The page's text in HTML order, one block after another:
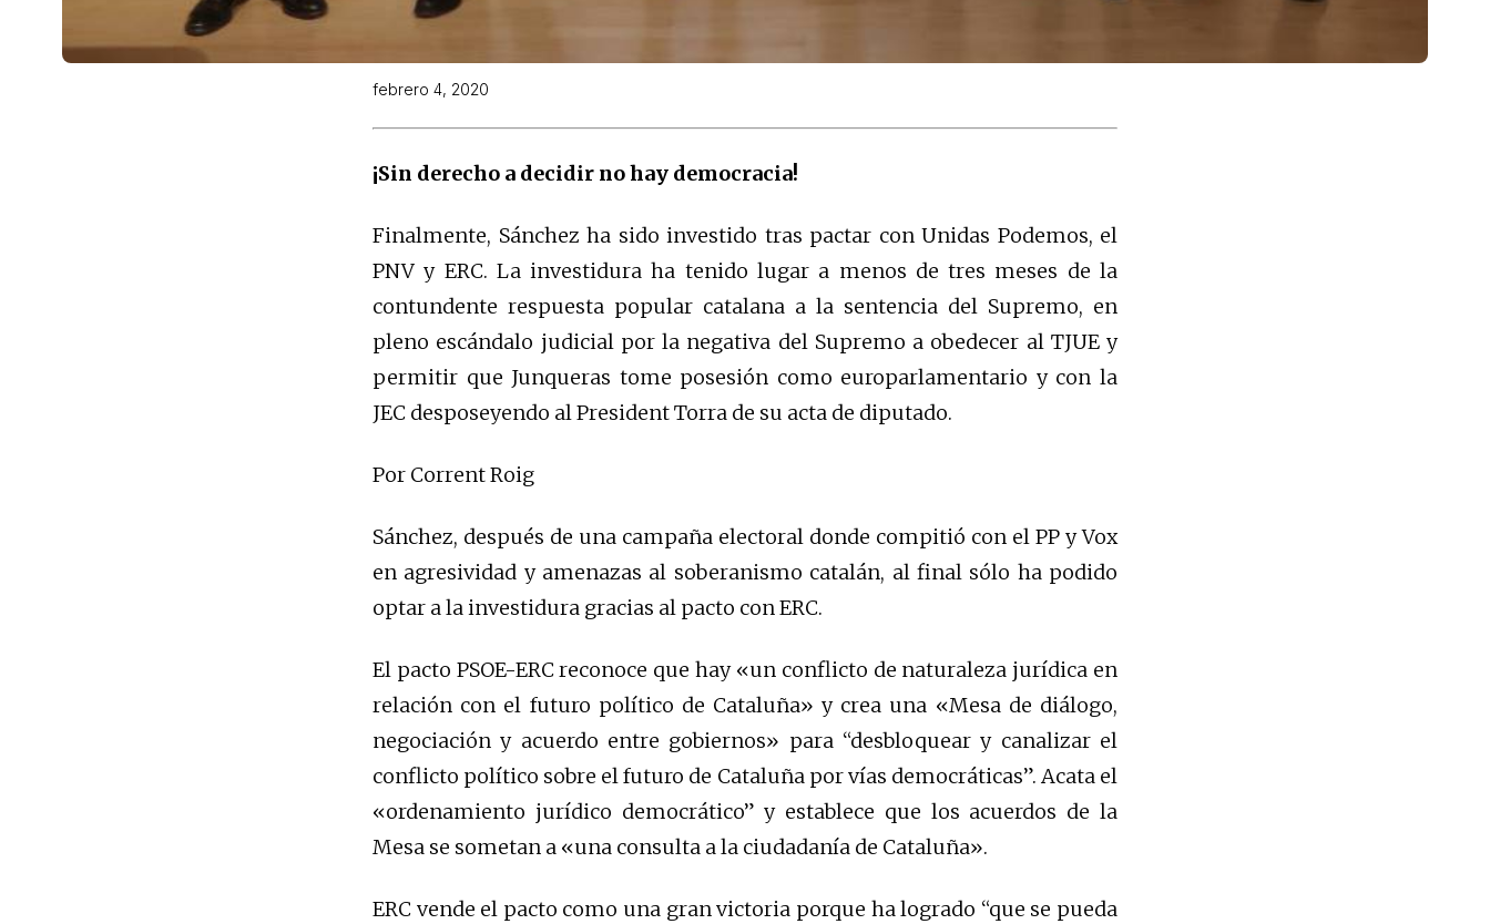
febrero 4, 2020
¡Sin derecho a decidir no hay democracia!
Finalmente, Sánchez ha sido investido tras pactar con Unidas Podemos, el
PNV y ERC. La investidura ha tenido lugar a menos de tres meses de la
contundente respuesta popular catalana a la sentencia del Supremo, en
pleno escándalo judicial por la negativa del Supremo a obedecer al TJUE y
permitir que Junqueras tome posesión como europarlamentario y con la
JEC desposeyendo al President Torra de su acta de diputado.
Por Corrent Roig
Sánchez, después de una campaña electoral donde compitió con el PP y Vox
en agresividad y amenazas al soberanismo catalán, al final sólo ha podido
optar a la investidura gracias al pacto con ERC.
El pacto PSOE-ERC reconoce que hay «un conflicto de naturaleza jurídica en
relación con el futuro político de Cataluña» y crea una «Mesa de diálogo,
negociación y acuerdo entre gobiernos» para “desbloquear y canalizar el
conflicto político sobre el futuro de Cataluña por vías democráticas”. Acata el
«ordenamiento jurídico democrático” y establece que los acuerdos de la
Mesa se sometan a «una consulta a la ciudadanía de Cataluña».
ERC vende el pacto como una gran victoria porque ha logrado “que se pueda